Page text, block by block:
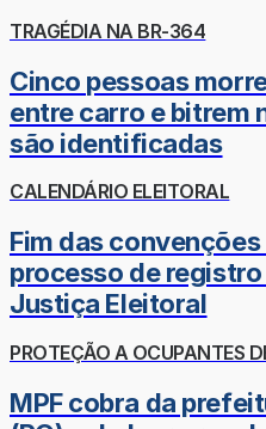
TRAGÉDIA NA BR-364
Cinco pessoas
entre carro e bitrem
são identificadas
CALENDÁRIO ELEITORAL
Fim das
processo de
Justiça Eleitoral
PROTEÇÃO A OCUPANTES
MPF cobra da